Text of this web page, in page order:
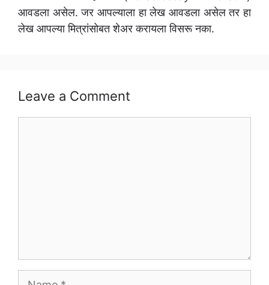
आवडला असेल. जर आपल्याला हा लेख आवडला असेल तर हा
लेख आपल्या मित्रांसोबत शेअर करायला विसरू नका.
Leave a Comment
Name